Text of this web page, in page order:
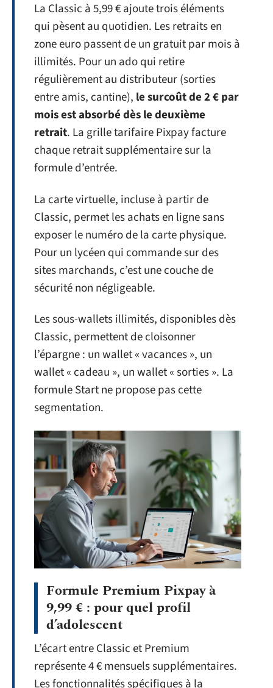
La Classic à 5,99 € ajoute trois éléments
qui pèsent au quotidien. Les retraits en
zone euro passent de un gratuit par mois à
illimités. Pour un ado qui retire
régulièrement au distributeur (sorties
entre amis, cantine), le surcoût de 2 € par
mois est absorbé dès le deuxième
retrait. La grille tarifaire Pixpay facture
chaque retrait supplémentaire sur la
formule d’entrée.
La carte virtuelle, incluse à partir de
Classic, permet les achats en ligne sans
exposer le numéro de la carte physique.
Pour un lycéen qui commande sur des
sites marchands, c’est une couche de
sécurité non négligeable.
Les sous-wallets illimités, disponibles dès
Classic, permettent de cloisonner
l’épargne : un wallet « vacances », un
wallet « cadeau », un wallet « sorties ». La
formule Start ne propose pas cette
segmentation.
Formule Premium Pixpay à
9,99 € : pour quel profil
d’adolescent
L’écart entre Classic et Premium
représente 4 € mensuels supplémentaires.
Les fonctionnalités spécifiques à la